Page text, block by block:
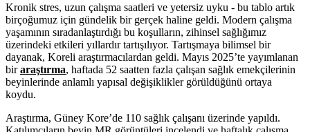
Kronik stres, uzun çalışma saatleri ve yetersiz uyku - bu tablo artık
birçoğumuz için gündelik bir gerçek haline geldi. Modern çalışma
yaşamının sıradanlaştırdığı bu koşulların, zihinsel sağlığımız
üzerindeki etkileri yıllardır tartışılıyor. Tartışmaya bilimsel bir
dayanak, Koreli araştırmacılardan geldi. Mayıs 2025’te yayımlanan
biraraştırma, haftada 52 saatten fazla çalışan sağlık emekçilerinin
beyinlerinde anlamlı yapısal değişiklikler görüldüğünü ortaya
koydu.
Araştırma, Güney Kore’de 110 sağlık çalışanı üzerinde yapıldı.